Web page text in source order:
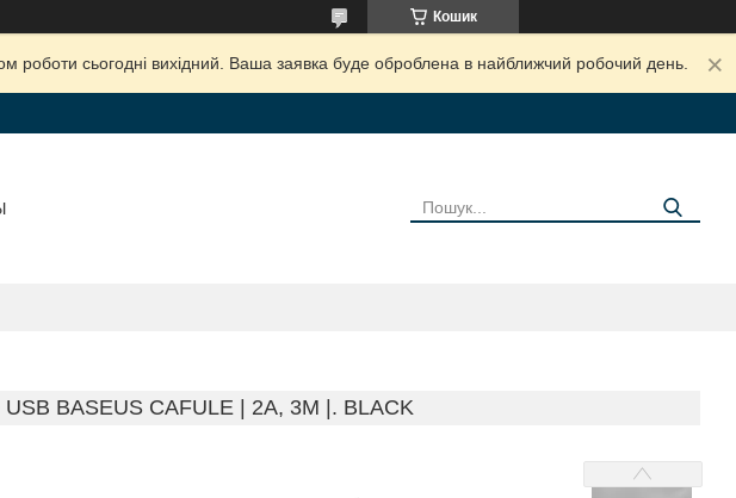
Кошик
роботи сьогодні вихідний. Ваша заявка буде оброблена в найближчий робочий день.
BASEUS СAFULE | 2A, 3M |. BLACK